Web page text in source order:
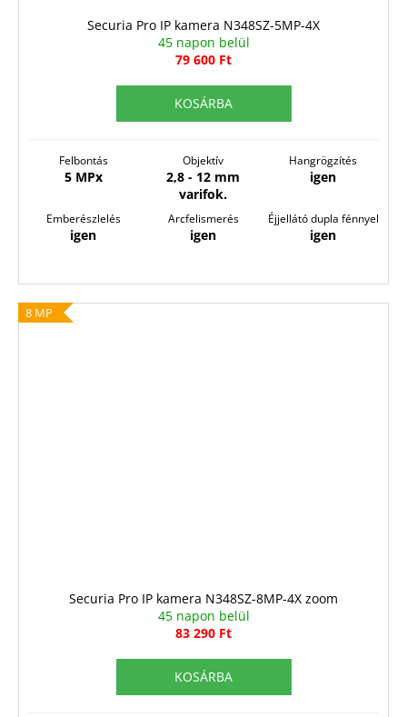
Securia Pro IP kamera N348SZ-5MP-4X
45 napon belül
79 600 Ft
KOSÁRBA
Felbontás
5 MPx
Objektív
2,8 - 12 mm
varifok.
Hangrögzítés
igen
Emberészlelés
igen
Arcfelismerés
igen
Éjjellátó dupla fénnyel
igen
8 MP
Securia Pro IP kamera N348SZ-8MP-4X zoom
45 napon belül
83 290 Ft
KOSÁRBA